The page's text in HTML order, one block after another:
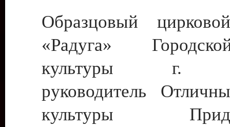
Образцовый
«Радуга»
культуры г.
руководитель
культуры